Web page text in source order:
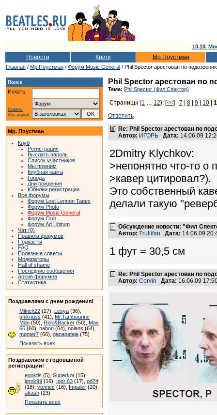
10.10.
Новости Книги Мр.Поустман
Главная / Мр.Поустман / Форум Music General / Phil Spector арестован по
Поиск
Искать:
Советы
Vox populi
Мр. Поустман
Клуб
Регистрация
Выслать пароль
Список участников
Мы помним
Клубная карта
Города
Дни рождения
Юбилеи регистрации
Все форумы
Форум Lost Lennon Tapes
Форум Photo
Форум Music General
Форум Club
Форум Ad Libitum
Чат (0)
Правила форумов
Подкасты
FAQ
Полезные советы
Модераторы
Hall of shame
Последние сообщения
Архив форумов
Статистика
Поздравляем с днем рождения!
Mikich22 (27), Lesya (36),
gniknuss (41), Mr.Tambourine
Man (50), Rick&Backer (50), Max
66 (60), nabon (64), nolans (64),
monter7 (66), ganapataja (75)
Показать всех
Поздравляем с годовщиной
регистрации!
egoktis (5), Superkot (15),
igrok99 (16), Igor 63 (17), od74
(18), уоллес (18), Impaler (20),
akash (23)
Показать всех
Phil Spector арестован по
Тема: Phil Spector (Фил Спектор)
Страницы (1 … 12): [<<] 7 8 9 10
Ответить
Re: Phil Spector арестован по
Автор: ИГОРЬ Дата: 14.06.09
2Dmitry Klychkov:
>непонятно что-то о
>кавер цитировал?).
Это собственный
делали такую
Обсуждение новости: "Фил
Автор: Trullifan Дата: 14.06.09
1 фут = 30,5 см
Re: Phil Spector арестован по
Автор: Corvin Дата: 16.06.09